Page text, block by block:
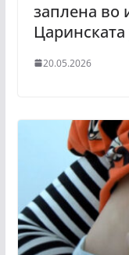
заплена во
20.05.2026